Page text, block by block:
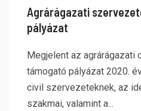
Agrárágazati
pályázat
Megjelent az
támogató pályázat 2020.
civil szervezeteknek, az
szakmai, valamint a...